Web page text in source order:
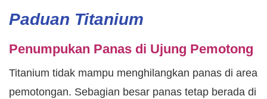
Paduan Titanium
Penumpukan Panas di Ujung Pemotong
Titanium tidak mampu menghilangkan panas di area
pemotongan. Sebagian besar panas tetap berada di